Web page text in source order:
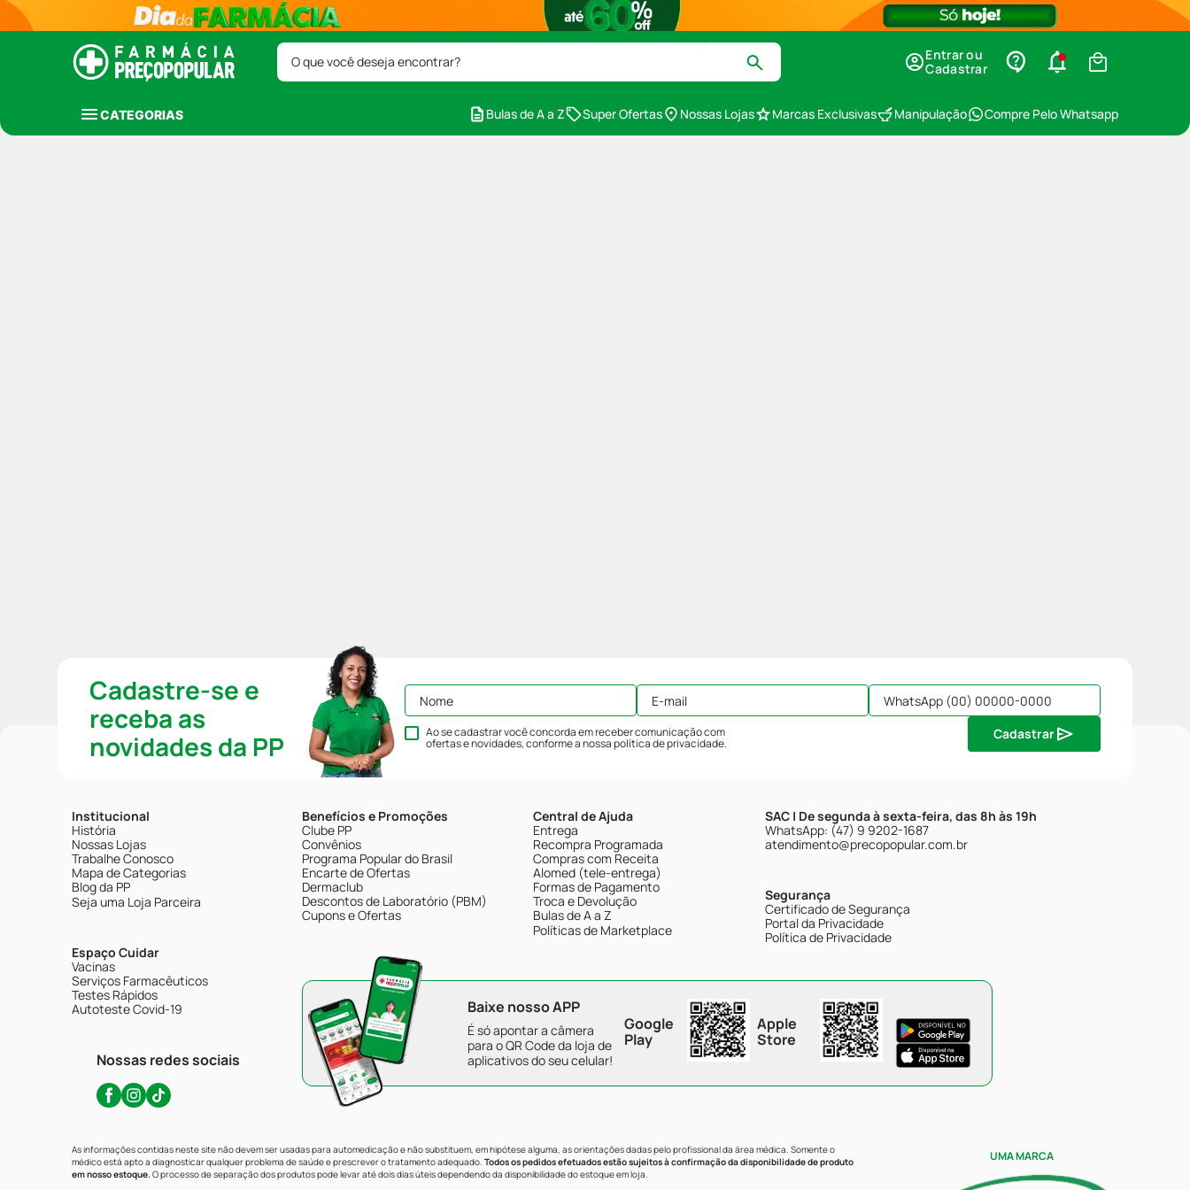
O que você deseja encontrar?
Entrar ou
Cadastrar
CATEGORIAS Bulas de A a Z Super Ofertas Nossas Lojas Marcas Exclusivas Manipulação Compre Pelo Whatsapp
Cadastre-se e
receba as
novidades da PP
Ao se cadastrar você concorda em receber comunicação com
ofertas e novidades, conforme a nossapolítica de privacidade.
Cadastrar
Institucional
História
Nossas Lojas
Trabalhe Conosco
Mapa de Categorias
Blog da PP
Seja uma Loja Parceira
Espaço Cuidar
Vacinas
Serviços Farmacêuticos
Testes Rápidos
Autoteste Covid-19
Nossas redes sociais
Benefícios e Promoções
Clube PP
Convênios
Programa Popular do Brasil
Encarte de Ofertas
Dermaclub
Descontos de Laboratório (PBM)
Cupons e Ofertas
Central de Ajuda
Entrega
Recompra Programada
Compras com Receita
Alomed (tele-entrega)
Formas de Pagamento
Troca e Devolução
Bulas de A a Z
Políticas de Marketplace
SAC | De segunda à sexta-feira, das 8h às 19h
WhatsApp: (47) 9 9202-1687
atendimento@precopopular.com.br
Segurança
Certificado de Segurança
Portal da Privacidade
Política de Privacidade
Baixe nosso APP
É só apontar a câmera
para o QR Code da loja de
aplicativos do seu celular!
Google
Play
Apple
Store
As informações contidas neste site não devem ser usadas para automedicação e não substituem, em hipótese alguma, as orientações dadas pelo profissional da área médica. Somente o
médico está apto a diagnosticar qualquer problema de saúde e prescrever o tratamento adequado. Todos os pedidos efetuados estão sujeitos à confirmação da disponibilidade de produto
em nosso estoque.O processo de separação dos produtos pode levar até dois dias úteis dependendo da disponibilidade do estoque em loja.
UMA MARCA